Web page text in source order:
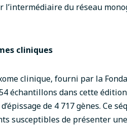
l’intermédiaire du réseau
cliniques
clinique, fourni par la
échantillons dans cette
de 4 717 gènes. Ce
susceptibles de présenter